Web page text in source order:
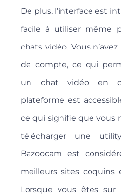
De plus, l’interface est
facile à utiliser même
chats vidéo. Vous
de compte, ce qui
un chat vidéo en
plateforme est
ce qui signifie que vous
télécharger une
Bazoocam est
meilleurs sites coquins
Lorsque vous êtes sur